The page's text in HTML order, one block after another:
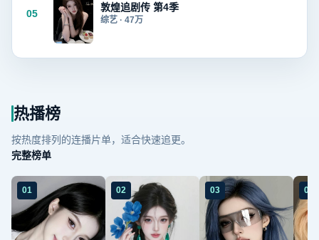
05
敦煌追剧传 第4季
综艺 · 47万
热播榜
按热度排列的连播片单，适合快速追更。
完整榜单
01 02 03 04